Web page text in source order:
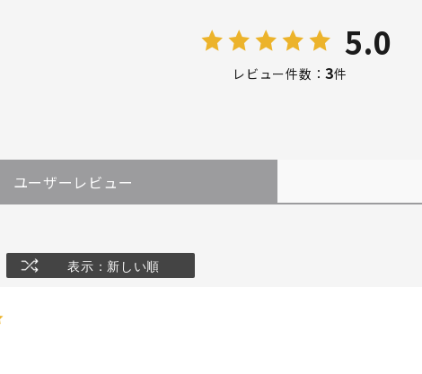
5.0
レビュー件数：3件
ユーザーレビュー
表示：新しい順